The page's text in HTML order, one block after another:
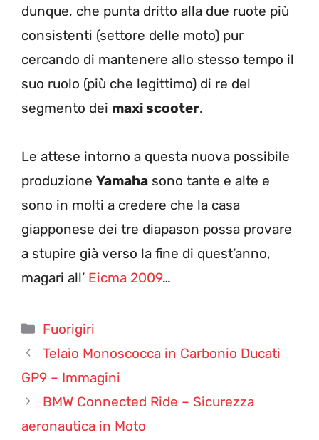
dunque, che punta dritto alla due ruote più
consistenti (settore delle moto) pur
cercando di mantenere allo stesso tempo il
suo ruolo (più che legittimo) di re del
segmento dei maxi scooter.
Le attese intorno a questa nuova possibile
produzione Yamaha sono tante e alte e
sono in molti a credere che la casa
giapponese dei tre diapason possa provare
a stupire già verso la fine di quest’anno,
magari all’ Eicma 2009…
Categorie
Fuorigiri
Telaio Monoscocca in Carbonio Ducati
GP9 – Immagini
BMW Connected Ride – Sicurezza
aeronautica in Moto